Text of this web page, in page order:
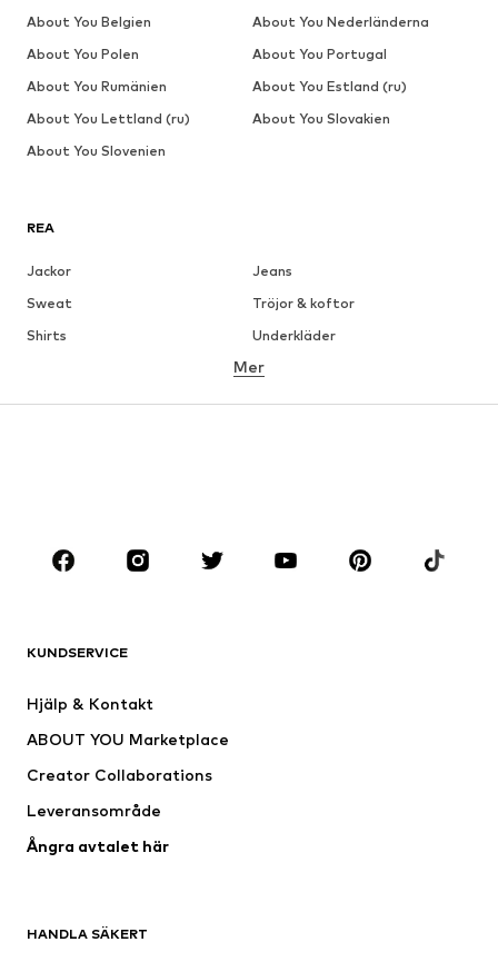
REA
Jackor
Jeans
Sweat
Tröjor & koftor
Shirts
Underkläder
Skjortor
Rockar
Kostymer & kavajer
KLÄDER
Jackor
Badkläder
Tillfällen
Upcycling
Nytt
Mer
KUNDSERVICE
Hjälp & Kontakt
ABOUT YOU Marketplace
Creator Collaborations
Leveransområde
Ångra avtalet här
HANDLA SÄKERT
About You Belgien
About You Nederländerna
About You Polen
About You Portugal
About You Rumänien
About You Estland (ru)
About You Lettland (ru)
About You Slovakien
About You Slovenien